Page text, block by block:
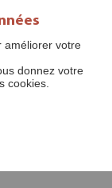
améliorer votre
donnez votre
cookies.